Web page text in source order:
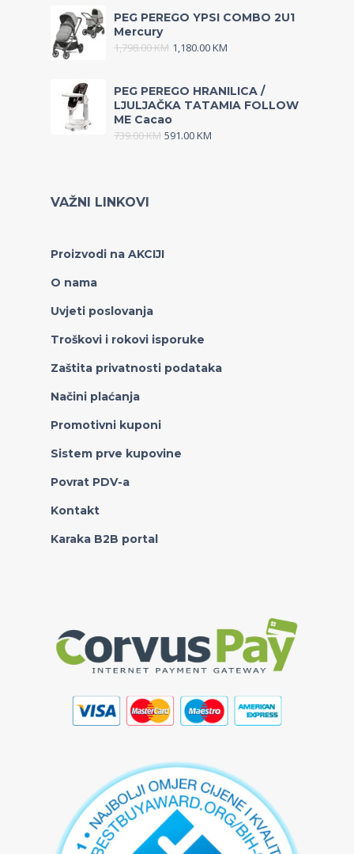
PEG PEREGO YPSI COMBO 2U1
Mercury
1,798.00KM 1,180.00KM
PEG PEREGO HRANILICA /
LJULJAČKA TATAMIA FOLLOW
ME Cacao
739.00KM 591.00KM
VAŽNI LINKOVI
Proizvodi na AKCIJI
O nama
Uvjeti poslovanja
Troškovi i rokovi isporuke
Zaštita privatnosti podataka
Načini plaćanja
Promotivni kuponi
Sistem prve kupovine
Povrat PDV-a
Kontakt
Karaka B2B portal